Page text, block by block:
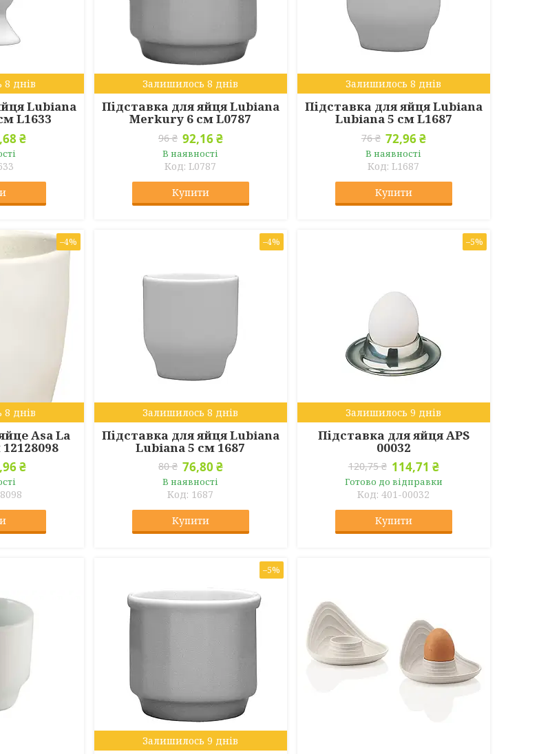
днів
Lubiana
L1633
₴
Залишилось 8 днів
Підставка для яйця Lubiana
Merkury 6 см L0787
96 ₴ 92,16 ₴
В наявності
L0787
Купити
Залишилось 8 днів
Підставка для яйця Lubiana
Lubiana 5 см L1687
76 ₴ 72,96 ₴
В наявності
L1687
Купити
–4%
днів
Asa La
₴
–4%
Залишилось 8 днів
Підставка для яйця Lubiana
Lubiana 5 см 1687
80 ₴ 76,80 ₴
В наявності
1687
Купити
–5%
Залишилось 9 днів
Підставка для яйця APS
00032
120,75 ₴ 114,71 ₴
Готово до відправки
401-00032
Купити
–5%
Залишилось 9 днів